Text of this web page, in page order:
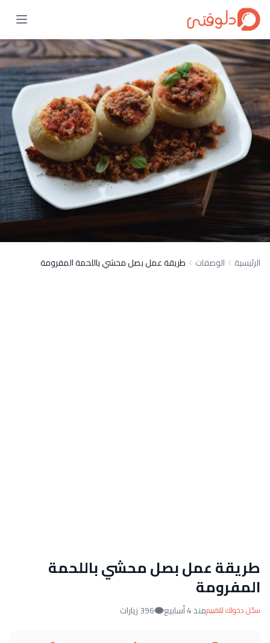
الرئيسية الوصفات طريقة عمل بصل محشي باللحمة المفرومة
طريقة عمل بصل محشي باللحمة
المفرومة
سجّل دخولك للتقييممنذ 4 أسابيع 396 زيارات